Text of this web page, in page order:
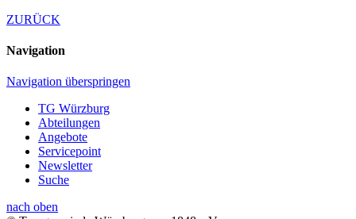
ZURÜCK
Navigation
Navigation überspringen
TG Würzburg
Abteilungen
Angebote
Servicepoint
Newsletter
Suche
nach oben